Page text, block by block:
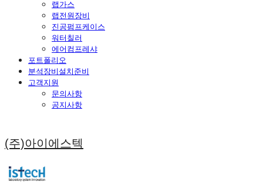
랩가스
랩전원장비
진공펌프케이스
워터칠러
에어컴프레샤
포트폴리오
분석장비설치준비
고객지원
문의사항
공지사항
(주)아이에스텍